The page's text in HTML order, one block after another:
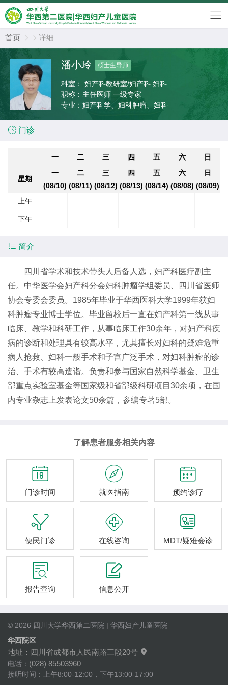
首页   详细
潘小玲 硕士生导师
科室：
妇产科教研室/妇产科 妇科
职称： 主任医师 一级专家
专业： 妇产科学、妇科肿瘤、妇科
 门诊
一 二 三 四 五 六 日
星期
一
(08/10)
二
(08/11)
三
(08/12)
四
(08/13)
五
(08/14)
六
(08/08)
日
(08/09)
上午
下午
 简介
四川省学术和技术带头人后备人选，妇产科医疗副主
任。中华医学会妇产科分会妇科肿瘤学组委员、四川省医师
协会专委会委员。1985年毕业于华西医科大学1999年获妇
科肿瘤专业博士学位。毕业留校后一直在妇产科第一线从事
临床、教学和科研工作，从事临床工作30余年，对妇产科疾
病的诊断和处理具有较高水平，尤其擅长对妇科的疑难危重
病人抢救、妇科一般手术和子宫广泛手术，对妇科肿瘤的诊
治、手术有较高造诣。负责和参与国家自然科学基金、卫生
部重点实验室基金等国家级和省部级科研项目30余项，在国
内专业杂志上发表论文50余篇，参编专著5部。
了解患者服务相关内容

门诊时间

就医指南

预约诊疗

便民门诊

在线咨询

MDT/疑难会诊

报告查询

信息公开
© 2026 四川大学华西第二医院 | 华西妇产儿童医院
华西院区
地址：四川省成都市人民南路三段20号 
电话： (028) 85503960
接听时间：上午8:00-12:00，下午13:00-17:00